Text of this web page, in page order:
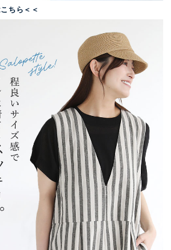
ちら＜＜